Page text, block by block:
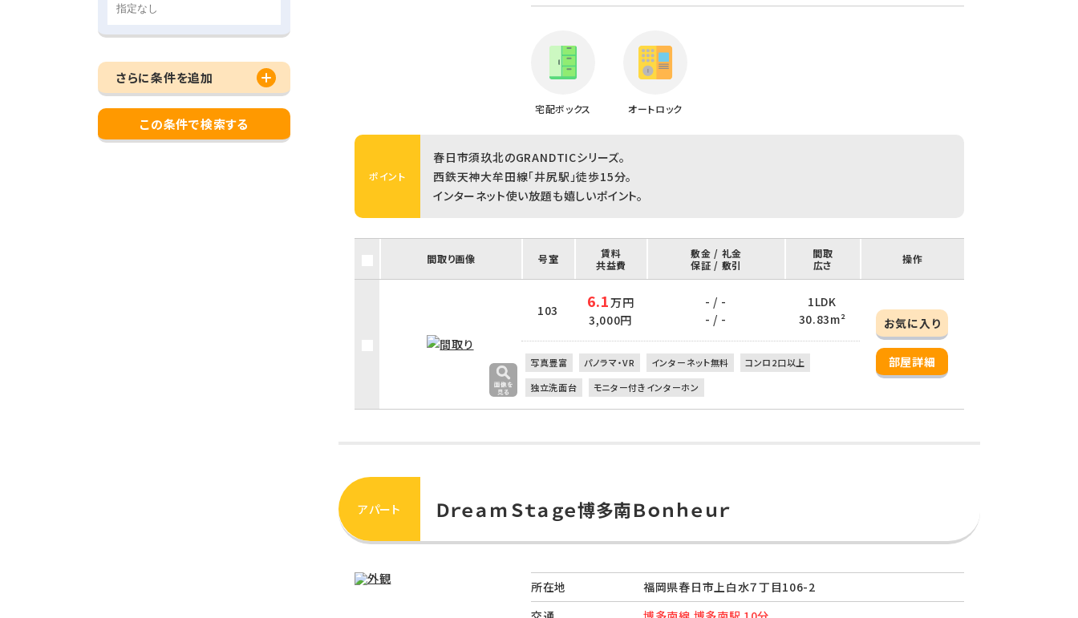
さらに条件を追加
この条件で検索する
宅配ボックス オートロック
ポイント
春日市須玖北のGRANDTICシリーズ。
西鉄天神大牟田線「井尻駅」徒歩15分。
インターネット使い放題も嬉しいポイント。
間取り画像 号室
賃料
共益費
敷金 / 礼金
保証 / 敷引
間取
広さ
操作
103 6.1万円
3,000円
- / -
- / -
1LDK
30.83m²
お気に入り
部屋詳細
写真豊富 パノラマ・VR インターネット無料
コンロ2口以上
独立洗面台
モニター付きインターホン
アパート ＤｒｅａｍＳｔａｇｅ博多南Ｂｏｎｈｅｕｒ
所在地
福岡県春日市上白水７丁目106-2